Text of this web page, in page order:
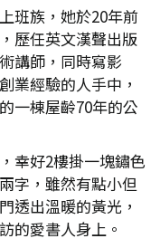
班族，她於20年前
歷任英文漢聲出版
講師，同時寫影
業經驗的人手中，
一棟屋齡70年的公
幸好2樓掛一塊鏽色
字，雖然有點小但
透出溫暖的黃光，
的愛書人身上。